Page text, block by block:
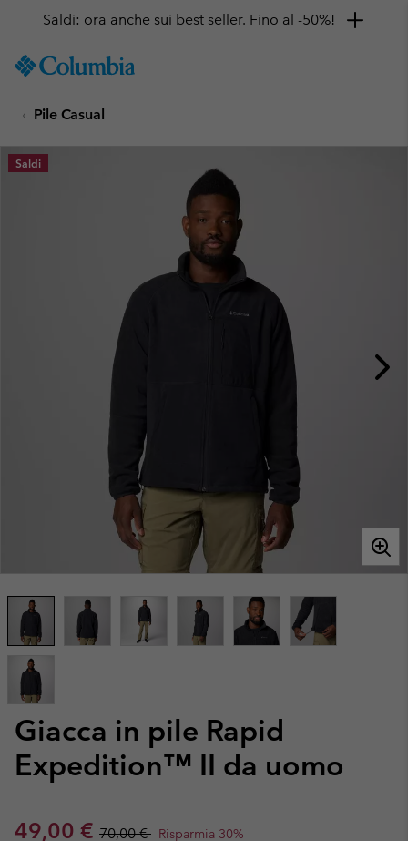
TO
SKIP
MAIN
NAV
Saldi: ora anche sui best seller. Fino al -50%!
Pile Casual
Giacca in pile Rapid
Expedition™ II da uomo
Sale price:
49,00 € Regular price:
70,00 € Risparmia 30%
Saldi